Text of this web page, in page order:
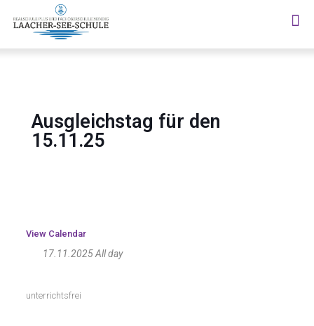
Ausgleichstag für den
15.11.25
View Calendar
17.11.2025 All day
unterrichtsfrei